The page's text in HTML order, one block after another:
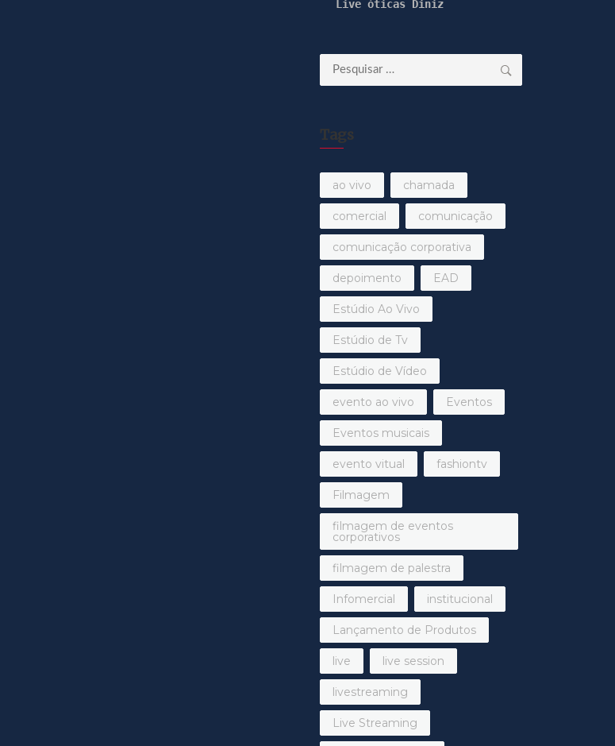
Live óticas Diniz
Pesquisar
por:
Tags
ao vivo chamada
comercial comunicação
comunicação corporativa
depoimento EAD
Estúdio Ao Vivo
Estúdio de Tv
Estúdio de Vídeo
evento ao vivo Eventos
Eventos musicais
evento vitual fashiontv
Filmagem
filmagem de eventos
corporativos
filmagem de palestra
Infomercial institucional
Lançamento de Produtos
live live session
livestreaming
Live Streaming